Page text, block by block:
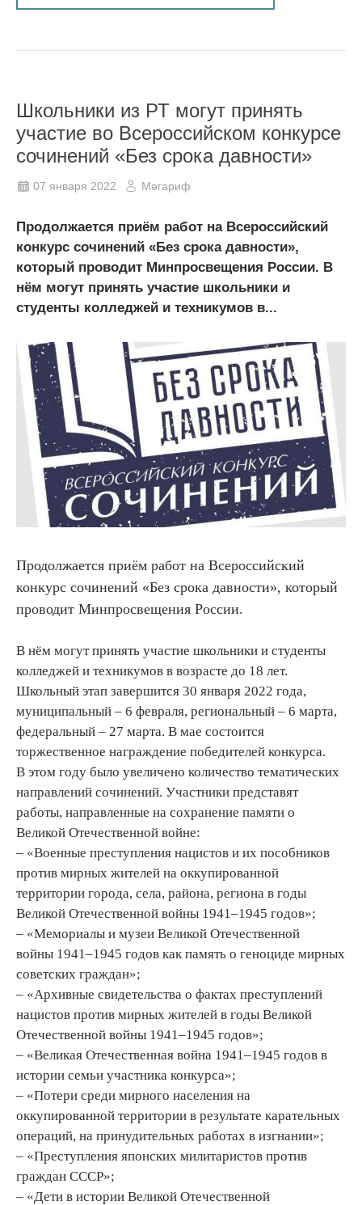
Школьники из РТ могут принять
участие во Всероссийском конкурсе
сочинений «Без срока давности»
07 января 2022 Мәгариф
Продолжается приём работ на Всероссийский
конкурс сочинений «Без срока давности»,
который проводит Минпросвещения России. В
нём могут принять участие школьники и
студенты колледжей и техникумов в...
Продолжается приём работ на Всероссийский
конкурс сочинений «Без срока давности», который
проводит Минпросвещения России.
В нём могут принять участие школьники и студенты
колледжей и техникумов в возрасте до 18 лет.
Школьный этап завершится 30 января 2022 года,
муниципальный – 6 февраля, региональный – 6 марта,
федеральный – 27 марта. В мае состоится
торжественное награждение победителей конкурса.
В этом году было увеличено количество тематических
направлений сочинений. Участники представят
работы, направленные на сохранение памяти о
Великой Отечественной войне:
– «Военные преступления нацистов и их пособников
против мирных жителей на оккупированной
территории города, села, района, региона в годы
Великой Отечественной войны 1941–1945 годов»;
– «Мемориалы и музеи Великой Отечественной
войны 1941–1945 годов как память о геноциде мирных
советских граждан»;
– «Архивные свидетельства о фактах преступлений
нацистов против мирных жителей в годы Великой
Отечественной войны 1941–1945 годов»;
– «Великая Отечественная война 1941–1945 годов в
истории семьи участника конкурса»;
– «Потери среди мирного населения на
оккупированной территории в результате карательных
операций, на принудительных работах в изгнании»;
– «Преступления японских милитаристов против
граждан СССР»;
– «Дети в истории Великой Отечественной